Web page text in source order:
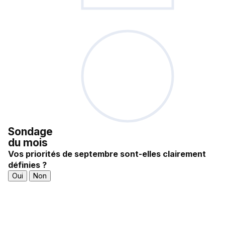
Sondage
du mois
Vos priorités de septembre sont-elles clairement
définies ?
Oui Non